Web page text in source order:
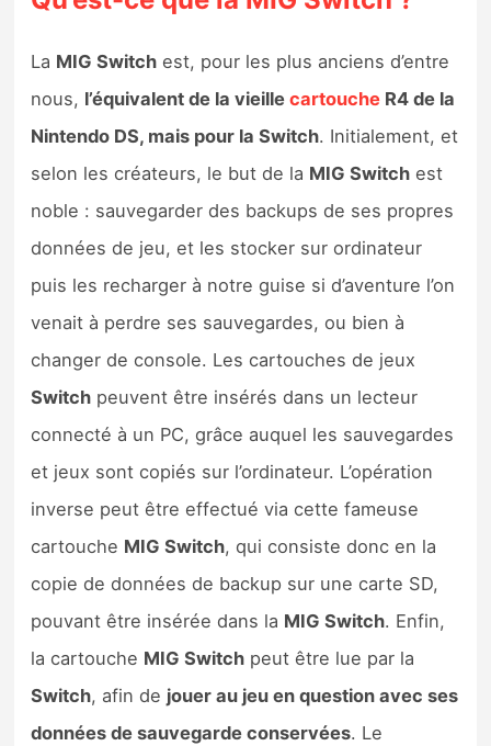
La MIG Switch est, pour les plus anciens d’entre
nous, l’équivalent de la vieillecartouche R4 de la
Nintendo DS, mais pour la Switch. Initialement, et
selon les créateurs, le but de la MIG Switch est
noble : sauvegarder des backups de ses propres
données de jeu, et les stocker sur ordinateur
puis les recharger à notre guise si d’aventure l’on
venait à perdre ses sauvegardes, ou bien à
changer de console. Les cartouches de jeux
Switch peuvent être insérés dans un lecteur
connecté à un PC, grâce auquel les sauvegardes
et jeux sont copiés sur l’ordinateur. L’opération
inverse peut être effectué via cette fameuse
cartouche MIG Switch, qui consiste donc en la
copie de données de backup sur une carte SD,
pouvant être insérée dans la MIG Switch. Enfin,
la cartouche MIG Switch peut être lue par la
Switch, afin de jouer au jeu en question avec ses
données de sauvegarde conservées. Le